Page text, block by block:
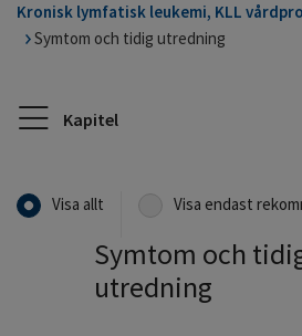
Kronisk lymfatisk leukemi, KLL
Symtom och tidig utredning
Kapitel
Visa allt Visa endast
Symtom och
utredning